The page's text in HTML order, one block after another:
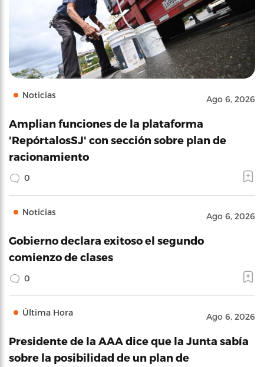
Noticias Ago 6, 2026
Amplian funciones de la plataforma
'RepórtalosSJ' con sección sobre plan de
racionamiento
0
Noticias Ago 6, 2026
Gobierno declara exitoso el segundo
comienzo de clases
0
Última Hora Ago 6, 2026
Presidente de la AAA dice que la Junta sabía
sobre la posibilidad de un plan de